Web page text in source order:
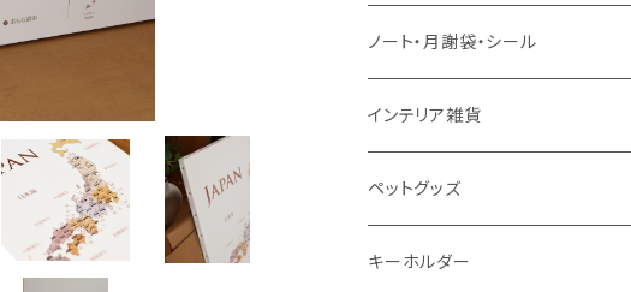
カー用品
バッグ・エコバッグ
ピンバッジ
ネックレス
ジュエリーポーチ
ノート・月謝袋・シール
ノート
シール・ステッカー
月謝袋・封筒
インテリア雑貨
ドアステッカー
しおり
ペットグッズ
キーホルダー